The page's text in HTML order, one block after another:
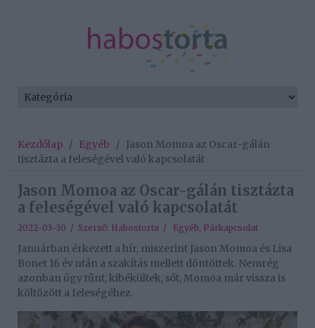
Kezdőlap / Egyéb / Jason Momoa az Oscar-gálán
tisztázta a feleségével való kapcsolatát
Jason Momoa az Oscar-gálán tisztázta
a feleségével való kapcsolatát
2022-03-30 / Szerző: Habostorta / Egyéb, Párkapcsolat
Januárban érkezett a hír, miszerint Jason Momoa és Lisa
Bonet 16 év után a szakítás mellett döntöttek. Nemrég
azonban úgy tűnt, kibékültek, sőt, Momoa már vissza is
költözött a feleségéhez.